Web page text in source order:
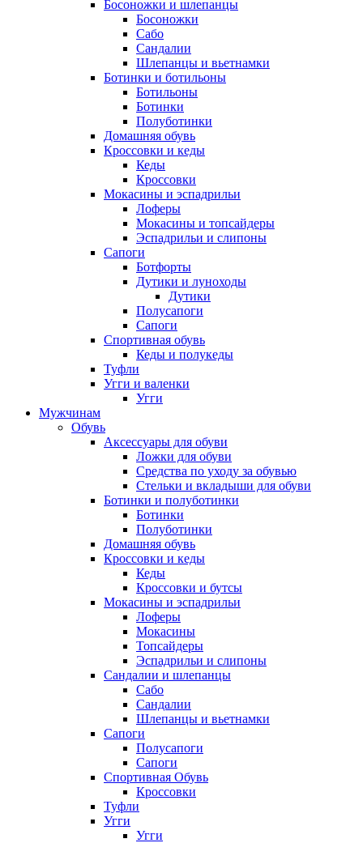
Босоножки и шлепанцы
Босоножки
Сабо
Сандалии
Шлепанцы и вьетнамки
Ботинки и ботильоны
Ботильоны
Ботинки
Полуботинки
Домашняя обувь
Кроссовки и кеды
Кеды
Кроссовки
Мокасины и эспадрильи
Лоферы
Мокасины и топсайдеры
Эспадрильи и слипоны
Сапоги
Ботфорты
Дутики и луноходы
Дутики
Полусапоги
Сапоги
Спортивная обувь
Кеды и полукеды
Туфли
Угги и валенки
Угги
Мужчинам
Обувь
Аксессуары для обуви
Ложки для обуви
Средства по уходу за обувью
Стельки и вкладыши для обуви
Ботинки и полуботинки
Ботинки
Полуботинки
Домашняя обувь
Кроссовки и кеды
Кеды
Кроссовки и бутсы
Мокасины и эспадрильи
Лоферы
Мокасины
Топсайдеры
Эспадрильи и слипоны
Сандалии и шлепанцы
Сабо
Сандалии
Шлепанцы и вьетнамки
Сапоги
Полусапоги
Сапоги
Спортивная Обувь
Кроссовки
Туфли
Угги
Угги